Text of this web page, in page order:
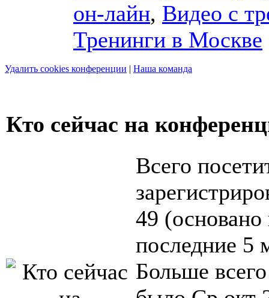
он-лайн, Видео с
Тренинги в Москве
Удалить cookies конференции | Наша команда
Кто сейчас на
Всего
49 (основано
последние 5
Больше